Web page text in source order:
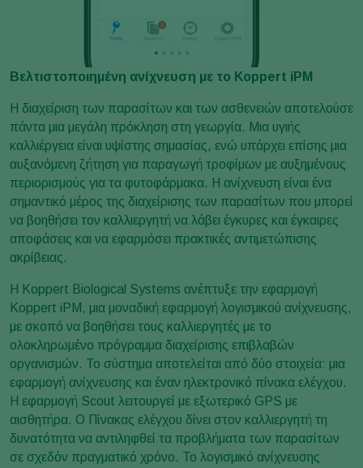
Βελτιστοποιημένη ανίχνευση με το Koppert iPM
Η διαχείριση των παρασίτων και των ασθενειών αποτελούσε
πάντα μια μεγάλη πρόκληση στη γεωργία. Μια υγιής
καλλιέργεια είναι υψίστης σημασίας, ενώ υπάρχει επίσης μια
αυξανόμενη ζήτηση για παραγωγή τροφίμων με αυξημένους
περιορισμούς για τα φυτοφάρμακα. Η ανίχνευση είναι ένα
σημαντικό μέρος της διαχείρισης των παρασίτων που μπορεί
να βοηθήσει τον καλλιεργητή να λάβει έγκυρες και έγκαιρες
αποφάσεις και να εφαρμόσει πρακτικές αντιμετώπισης
ακρίβειας.
Η Koppert Biological Systems ανέπτυξε την εφαρμογή
Koppert iPM, μια μοναδική εφαρμογή λογισμικού ανίχνευσης,
με σκοπό να βοηθήσει τους καλλιεργητές με το
ολοκληρωμένο πρόγραμμα διαχείρισης επιβλαβών
οργανισμών. Το σύστημα αποτελείται από δύο στοιχεία: μια
εφαρμογή ανίχνευσης και έναν ηλεκτρονικό πίνακα ελέγχου.
Η εφαρμογή Scout λειτουργεί με εξωτερικό GPS με
αισθητήρα. Ο Πίνακας ελέγχου δίνει στον καλλιεργητή τη
δυνατότητα να αντιληφθεί τα προβλήματα των παρασίτων
σε σχεδόν πραγματικό χρόνο. Το λογισμικό ανίχνευσης